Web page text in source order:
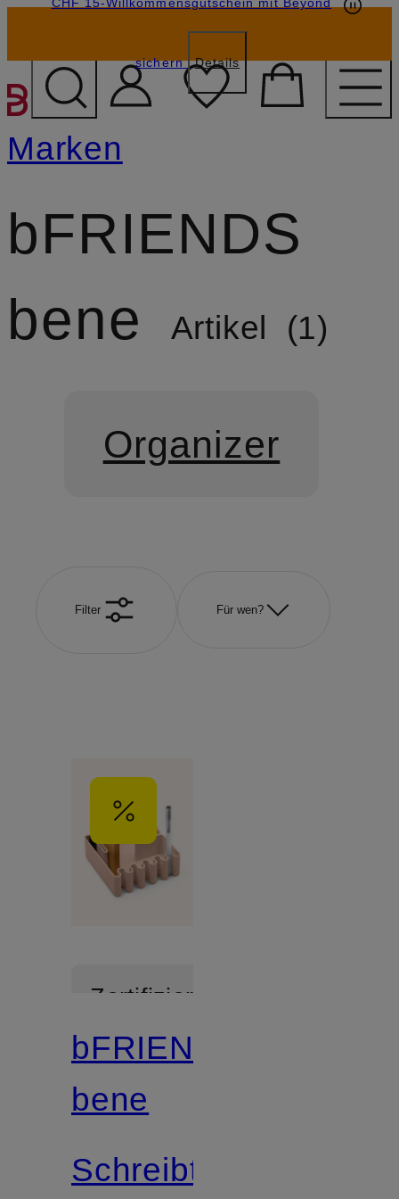
ZUM HAUPTINHALT
sichern Details
Marken
bFRIENDS
bene
Artikel 1
Organizer
Filter Für wen?
Zertifiziert
bFRIENDS
bene
Schreibtisch-